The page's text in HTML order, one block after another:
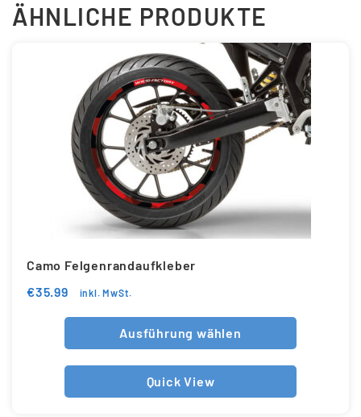
ÄHNLICHE PRODUKTE
Camo Felgenrandaufkleber
€35.99 inkl. MwSt.
Ausführung wählen
Quick View